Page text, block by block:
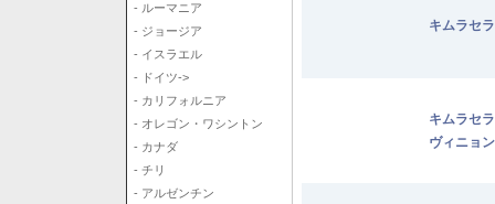
- ルーマニア
- ジョージア
- イスラエル
- ドイツ->
- カリフォルニア
- オレゴン・ワシントン
- カナダ
- チリ
- アルゼンチン
キムラセ
キムラセ
ヴィニョ